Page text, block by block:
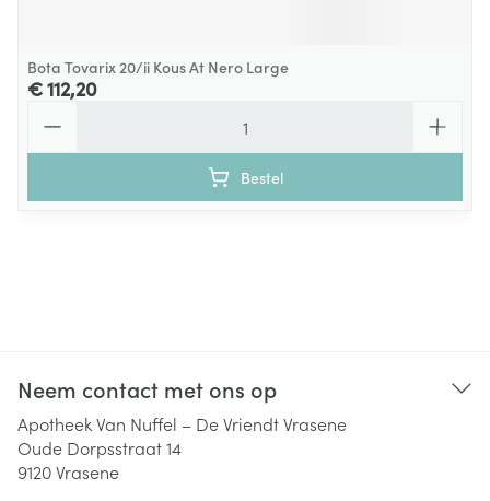
Bota Tovarix 20/ii Kous At Nero Large
€ 112,20
Bestel
Neem contact met ons op
Apotheek Van Nuffel – De Vriendt Vrasene
Oude Dorpsstraat 14
9120Vrasene